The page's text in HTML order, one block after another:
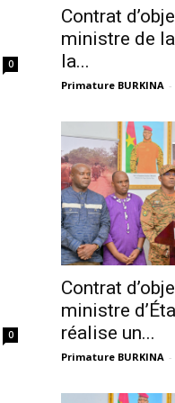
0
Contrat
ministre de
la...
Primature BURKINA -
0
Contrat
ministre
réalise un...
Primature BURKINA -